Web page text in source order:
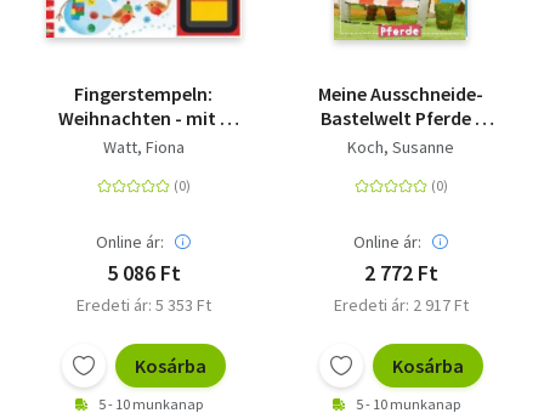
Fingerstempeln:
Weihnachten - mit 7
Fingerstempelfarben
Watt, Fiona
Online ár:
5 086 Ft
Eredeti ár: 5 353 Ft
Kosárba
5 - 10 munkanap
Meine Ausschneide-
Bastelwelt Pferde -
Über 40 ganz einfache
Ausschneiden und
Koch, Susanne
Online ár:
2 772 Ft
Eredeti ár: 2 917 Ft
Kosárba
5 - 10 munkanap